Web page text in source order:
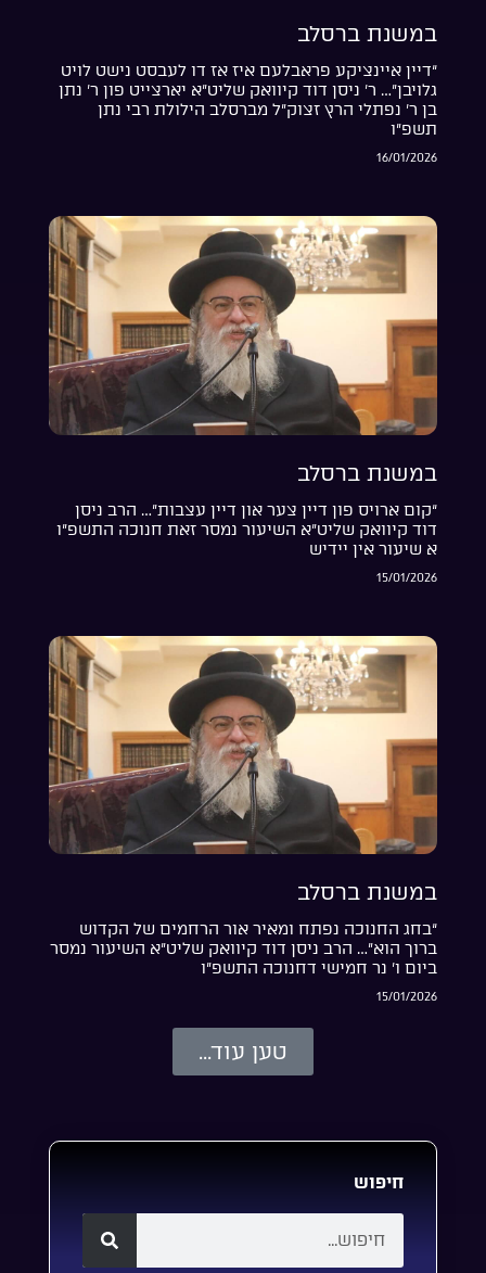
במשנת ברסלב
“דיין איינציקע פראבלעם איז אז דו לעבסט נישט לויט
גלויבן”… ר’ ניסן דוד קיוואק שליט”א יארצייט פון ר’ נתן
בן ר’ נפתלי הרץ זצוק”ל מברסלב הילולת רבי נתן
תשפ”ו
16/01/2026
במשנת ברסלב
“קום ארויס פון דיין צער און דיין עצבות”… הרב ניסן
דוד קיוואק שליט”א השיעור נמסר זאת חנוכה התשפ”ו
א שיעור אין יידיש
15/01/2026
במשנת ברסלב
“בחג החנוכה נפתח ומאיר אור הרחמים של הקדוש
ברוך הוא”… הרב ניסן דוד קיוואק שליט”א השיעור נמסר
ביום ו’ נר חמישי דחנוכה התשפ”ו
15/01/2026
טען עוד...
חיפוש